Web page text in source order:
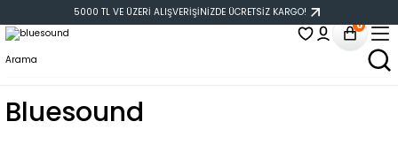
5000 TL VE ÜZERİ ALIŞVERİŞİNİZDE ÜCRETSİZ KARGO!
0
Bluesound